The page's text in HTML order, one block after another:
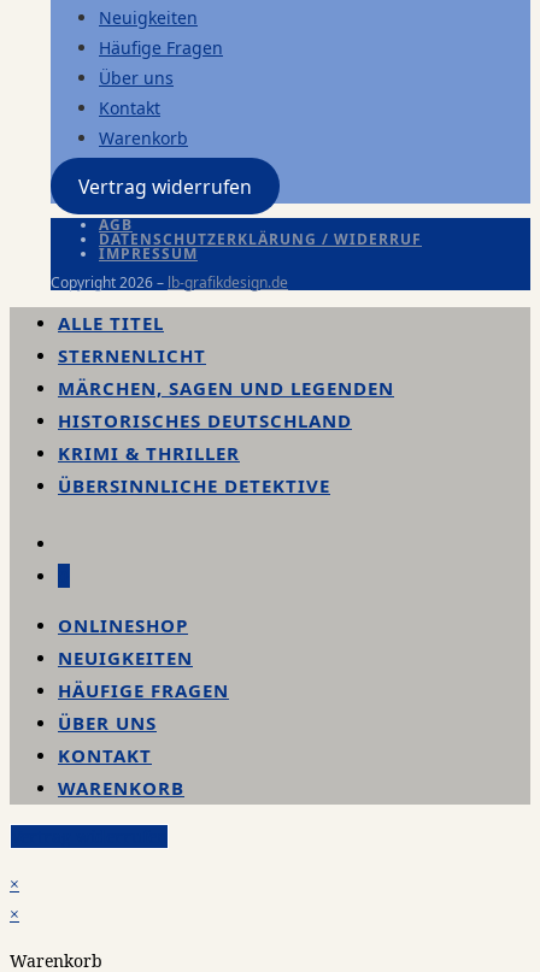
Neuigkeiten
Häufige Fragen
Über uns
Kontakt
Warenkorb
Vertrag widerrufen
AGB
DATENSCHUTZERKLÄRUNG / WIDERRUF
IMPRESSUM
Copyright 2026 – lb-grafikdesign.de
ALLE TITEL
STERNENLICHT
MÄRCHEN, SAGEN UND LEGENDEN
HISTORISCHES DEUTSCHLAND
KRIMI & THRILLER
ÜBERSINNLICHE DETEKTIVE
ONLINESHOP
NEUIGKEITEN
HÄUFIGE FRAGEN
ÜBER UNS
KONTAKT
WARENKORB
×
×
Warenkorb